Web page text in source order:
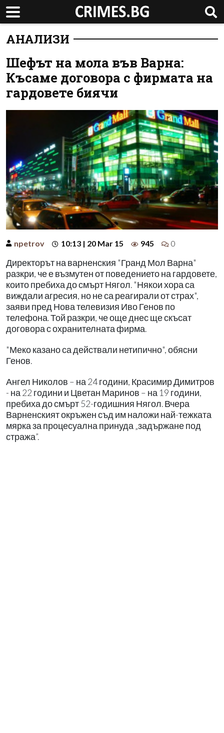
АНАЛИЗИ
Шефът на мола във Варна:
Късаме договора с фирмата на
гардовете биячи
npetrov 10:13 | 20 Mar 15 945 0
Директорът на варненския "Гранд Мол Варна"
разкри, че е възмутен от поведението на гардовете,
които пребиха до смърт Нягол. "Някои хора са
виждали агресия, но не са реагирали от страх",
заяви пред Нова телевизия Иво Генов по
телефона. Той разкри, че още днес ще скъсат
договора с охранителната фирма.
"Меко казано са действали нетипично", обясни
Генов.
Ангел Николов – на 24 години, Красимир Димитров
- на 22 години и Цветан Маринов – на 19 години,
пребиха до смърт 52-годишния Нягол. Вчера
Варненският окръжен съд им наложи най-тежката
мярка за процесуална принуда „задържане под
стража”.